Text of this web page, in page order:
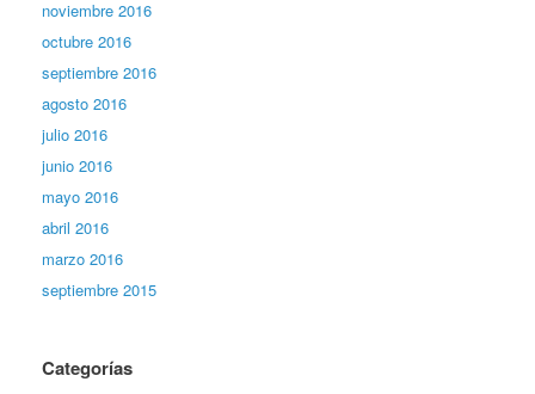
noviembre 2016
octubre 2016
septiembre 2016
agosto 2016
julio 2016
junio 2016
mayo 2016
abril 2016
marzo 2016
septiembre 2015
Categorías